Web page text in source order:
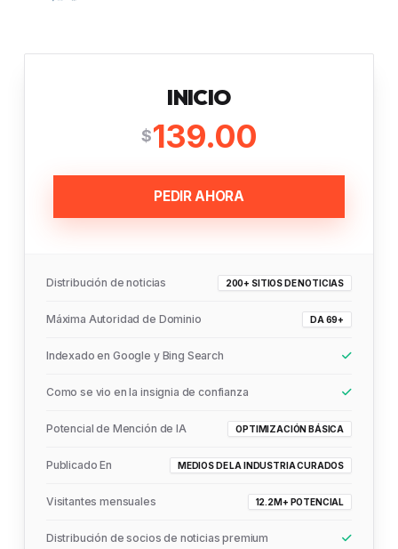
INICIO
$139.00
PEDIR AHORA
Distribución de noticias 200+ SITIOS DE NOTICIAS
Máxima Autoridad de Dominio DA 69+
Indexado en Google y Bing Search
Como se vio en la insignia de confianza
Potencial de Mención de IA OPTIMIZACIÓN BÁSICA
Publicado En MEDIOS DE LA INDUSTRIA CURADOS
Visitantes mensuales 12.2M+ POTENCIAL
Distribución de socios de noticias premium